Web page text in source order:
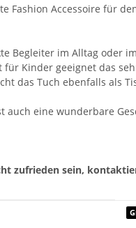
Fashion Accessoire für
im Alltag oder
Kinder geeignet das
das Tuch ebenfalls als
eine wunderbare
zufrieden sein,